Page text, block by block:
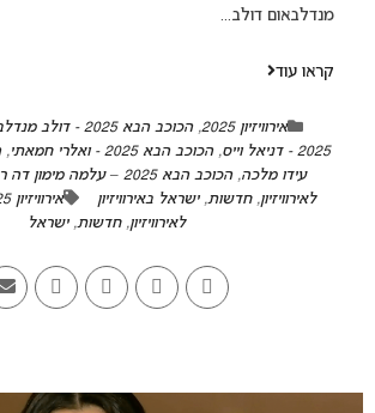
מנדלבאום דולב...
קראו עוד
אירוויזיון 2025 ,הכוכב הבא 2025 - דולב מנדלבאום
2025 - דניאל וייס
,הכוכב הבא 2025 - ואלרי חמאתי ,
עידו מלכה,הכוכב הבא 2025 – עלמה מימון דה רזון
לאירוויזיון,חדשות,ישראל באירוויזיון אירוויזיון 2025
לאירוויזיון,חדשות,ישראל